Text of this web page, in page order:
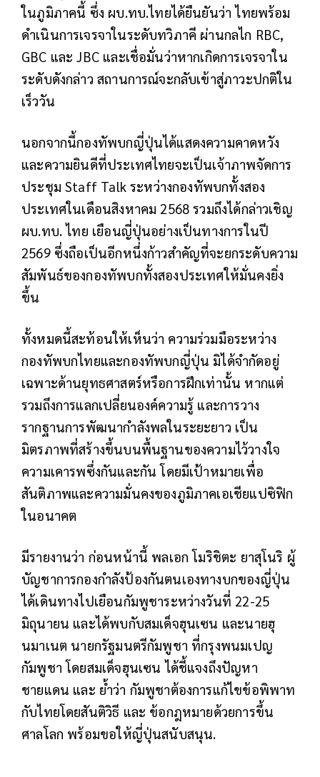
ในภูมิภาคนี้ ซึ่ง ผบ.ทบ.ไทยได้ยืนยันว่า ไทยพร้อม
ดำเนินการเจรจาในระดับทวิภาคี ผ่านกลไก RBC,
GBC และ JBC และเชื่อมั่นว่าหากเกิดการเจรจาใน
ระดับดังกล่าว สถานการณ์จะกลับเข้าสู่ภาวะปกติใน
เร็ววัน
นอกจากนี้กองทัพบกญี่ปุ่นได้แสดงความคาดหวัง
และความยินดีที่ประเทศไทยจะเป็นเจ้าภาพจัดการ
ประชุม Staff Talk ระหว่างกองทัพบกทั้งสอง
ประเทศในเดือนสิงหาคม 2568 รวมถึงได้กล่าวเชิญ
ผบ.ทบ. ไทย เยือนญี่ปุ่นอย่างเป็นทางการในปี
2569 ซึ่งถือเป็นอีกหนึ่งก้าวสำคัญที่จะยกระดับความ
สัมพันธ์ของกองทัพบกทั้งสองประเทศให้มั่นคงยิ่ง
ขึ้น
ทั้งหมดนี้สะท้อนให้เห็นว่า ความร่วมมือระหว่าง
กองทัพบกไทยและกองทัพบกญี่ปุ่น มิได้จำกัดอยู่
เฉพาะด้านยุทธศาสตร์หรือการฝึกเท่านั้น หากแต่
รวมถึงการแลกเปลี่ยนองค์ความรู้ และการวาง
รากฐานการพัฒนากำลังพลในระยะยาว เป็น
มิตรภาพที่สร้างขึ้นบนพื้นฐานของความไว้วางใจ
ความเคารพซึ่งกันและกัน โดยมีเป้าหมายเพื่อ
สันติภาพและความมั่นคงของภูมิภาคเอเชียแปซิฟิก
ในอนาคต
มีรายงานว่า ก่อนหน้านี้ พลเอก โมริชิตะ ยาสุโนริ ผู้
บัญชาการกองกำลังป้องกันตนเองทางบกของญี่ปุ่น
ได้เดินทางไปเยือนกัมพูชาระหว่างวันที่ 22-25
มิถุนายน และได้พบกับสมเด็จฮุนเซน และนายฮุ
นมาเนต นายกรัฐมนตรีกัมพูชา ที่กรุงพนมเปญ
กัมพูชา โดยสมเด็จฮุนเซน ได้ชี้แจงถึงปัญหา
ชายแดน และ ย้ำว่า กัมพูชาต้องการแก้ไขข้อพิพาท
กับไทยโดยสันติวิธี และ ข้อกฎหมายด้วยการขึ้น
ศาลโลก พร้อมขอให้ญี่ปุ่นสนับสนุน.